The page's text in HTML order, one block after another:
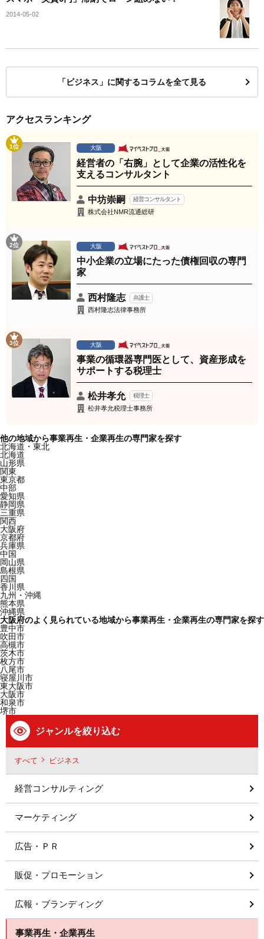
2014-05-02
「ビジネス」に関するコラムを全て見る
アクセスランキング
1位 大阪
経営者の「右腕」として企業の活性化を
支えるコンサルタント
中坊崇嗣 経営コンサルタント
株式会社NMR流通総研
2位 大阪
中小企業の立場にたった債権回収の専門
家
西村隆志 弁護士
西村隆志法律事務所
3位 大阪
事業の循環器専門医として、資産形成を
サポートする税理士
松井孝允 税理士
松井孝允税理士事務所
他の地域から事業再生・企業再生の専門家を探す
北海道・東北
北海道
山形県
関東
東京都
中部
愛知県
静岡県
三重県
関西
大阪府
京都府
兵庫県
中国
岡山県
島根県
四国
香川県
九州・沖縄
熊本県
沖縄県
大阪府のよく見られている地域から事業再生・企業再生の専門家を探す
豊中市
吹田市
高槻市
茨木市
枚方市
八尾市
寝屋川市
東大阪市
大阪市
和泉市
堺市
ジャンルを絞り込む
すべて ビジネス
経営コンサルティング
マーケティング
広告・ＰＲ
販促・プロモーション
広報・ブランディング
事業再生・企業再生